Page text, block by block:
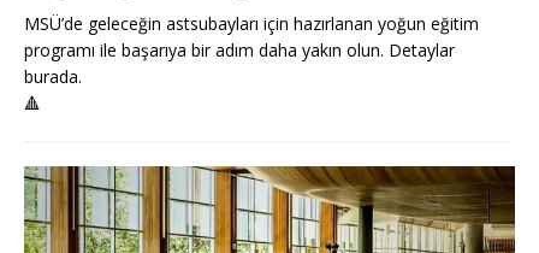
MSÜ’de geleceğin astsubayları için hazırlanan yoğun eğitim
programı ile başarıya bir adım daha yakın olun. Detaylar
burada.
🔺